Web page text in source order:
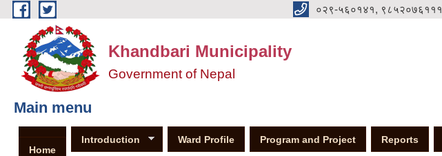
Skip to main content ०२९-५६०१४१, ९८५२०७६१११
Khandbari Municipality
Government of Nepal
Main menu
Home
Introduction Ward Profile Program and Project Reports